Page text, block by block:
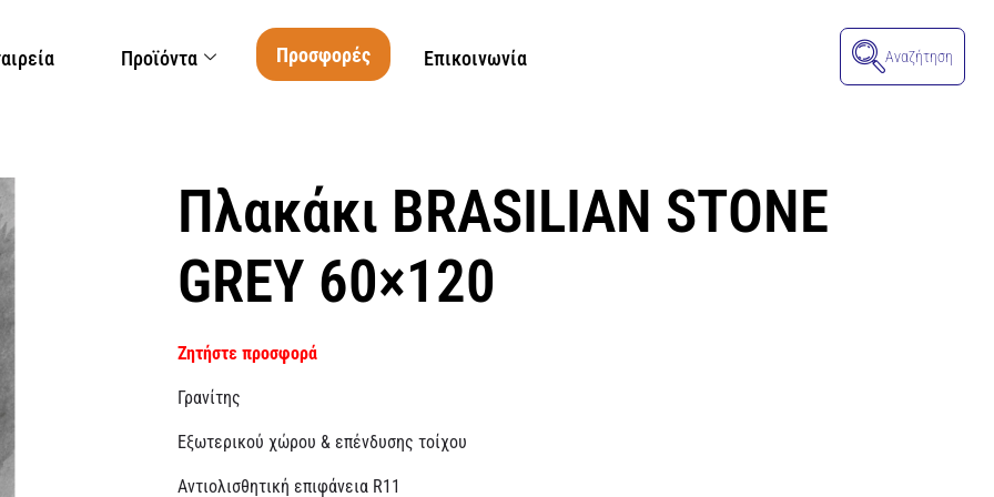
Προϊόντα Προσφορές Επικοινωνία Αναζήτηση
Πλακάκι BRASILIAN STONE
GREY 60×120
Ζητήστε προσφορά
Γρανίτης
Εξωτερικού χώρου & επένδυσης τοίχου
Αντιολισθητική επιφάνεια R11